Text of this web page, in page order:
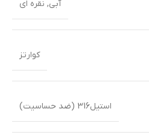
آبی, نقره ای
کوارتز
استیل316 (ضد حساسیت)